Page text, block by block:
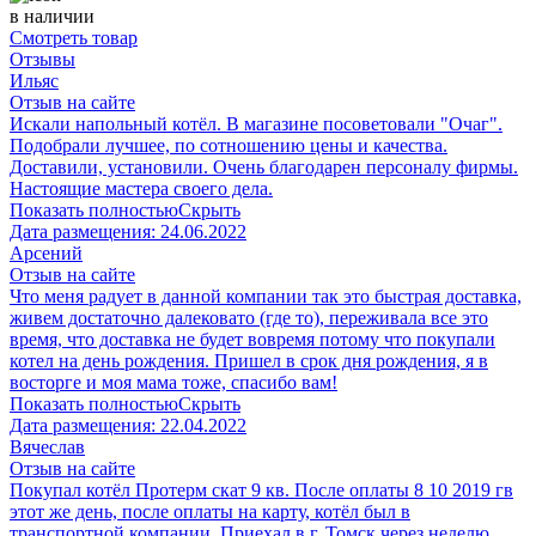
в наличии
Смотреть товар
Отзывы
Ильяс
Отзыв на сайте
Искали напольный котёл. В магазине посоветовали "Очаг".
Подобрали лучшее, по сотношению цены и качества.
Доставили, установили. Очень благодарен персоналу фирмы.
Настоящие мастера своего дела.
Показать полностьюСкрыть
Дата размещения: 24.06.2022
Арсений
Отзыв на сайте
Что меня радует в данной компании так это быстрая доставка,
живем достаточно далековато (где то), переживала все это
время, что доставка не будет вовремя потому что покупали
котел на день рождения. Пришел в срок дня рождения, я в
восторге и моя мама тоже, спасибо вам!
Показать полностьюСкрыть
Дата размещения: 22.04.2022
Вячеслав
Отзыв на сайте
Покупал котёл Протерм скат 9 кв. После оплаты 8 10 2019 гв
этот же день, после оплаты на карту, котёл был в